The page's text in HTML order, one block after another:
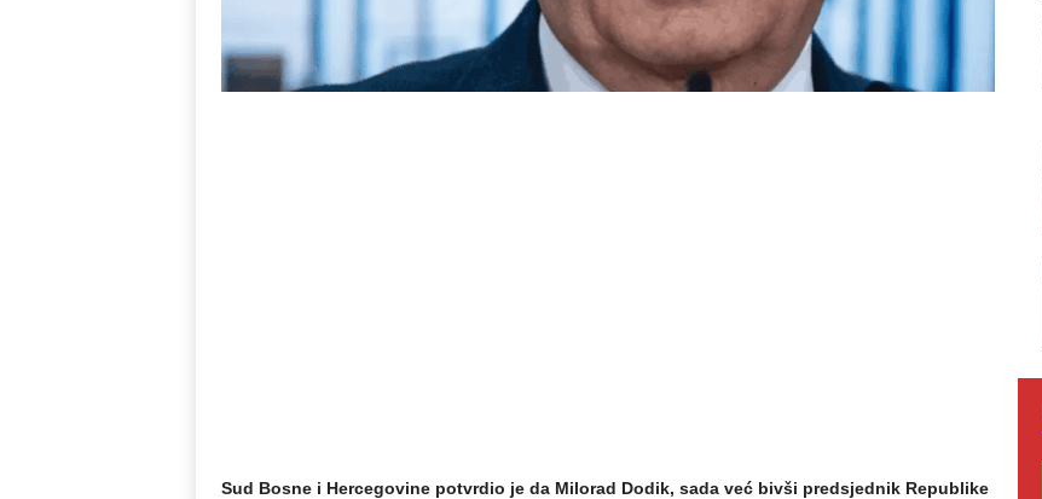
Sud Bosne i Hercegovine potvrdio je da Milorad Dodik, sada već bivši predsjednik Republike